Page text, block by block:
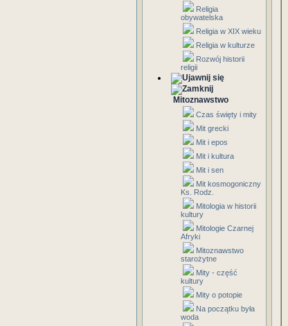
Religia
obywatelska
Religia w XIX wieku
Religia w kulturze
Rozwój historii
religii
Mitoznawstwo
Czas święty i mity
Mit grecki
Mit i epos
Mit i kultura
Mit i sen
Mit kosmogoniczny
Ks. Rodz.
Mitologia w historii
kultury
Mitologie Czarnej
Afryki
Mitoznawstwo
starożytne
Mity - część
kultury
Mity o potopie
Na początku była
woda